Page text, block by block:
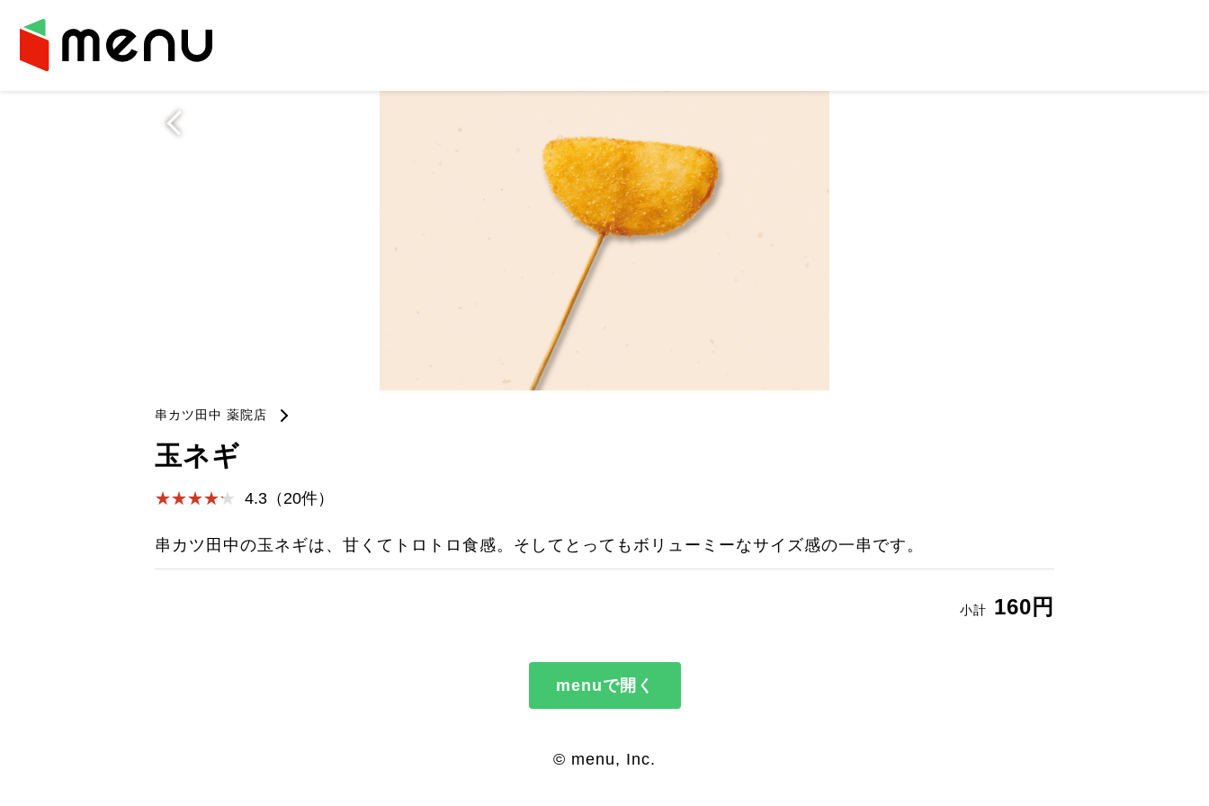
串カツ田中 薬院店
玉ネギ
4.3（20件）
串カツ田中の玉ネギは、甘くてトロトロ食感。そしてとってもボリューミーなサイズ感の一串です。
小計 160円
menuで開く
© menu, Inc.